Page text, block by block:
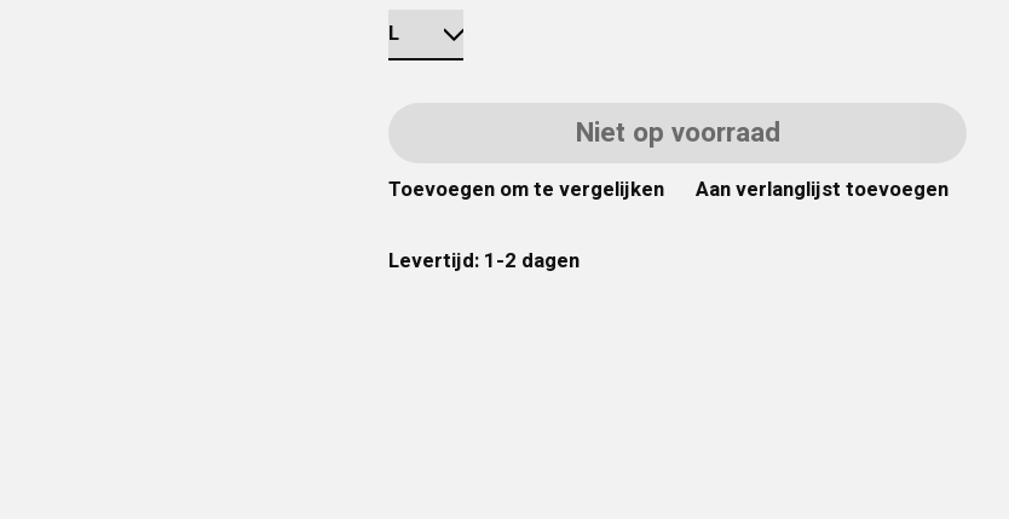
Niet op voorraad
Toevoegen om te vergelijken Aan verlanglijst toevoegen
Levertijd: 1-2 dagen